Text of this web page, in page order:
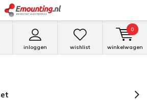
inloggen wishlist winkelwagen
0